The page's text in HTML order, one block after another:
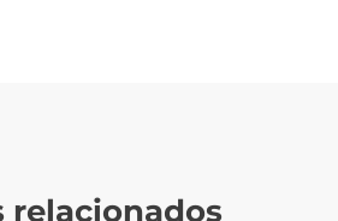
relacionados